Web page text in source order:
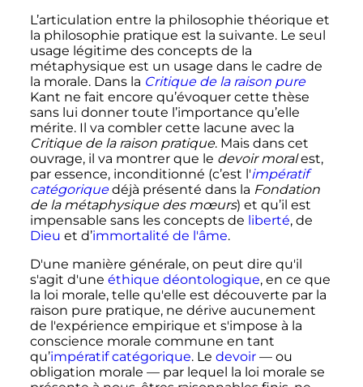
L’articulation entre la philosophie théorique et
la philosophie pratique est la suivante. Le seul
usage légitime des concepts de la
métaphysique est un usage dans le cadre de
la morale. Dans la Critique de la raison pure
Kant ne fait encore qu’évoquer cette thèse
sans lui donner toute l’importance qu’elle
mérite. Il va combler cette lacune avec la
Critique de la raison pratique. Mais dans cet
ouvrage, il va montrer que le devoir moralest,
par essence, inconditionné (c’est l'impératif
catégoriquedéjà présenté dans la Fondation
de la métaphysique des mœurs) et qu’il est
impensable sans les concepts de liberté, de
Dieu et d’immortalité de l'âme.
D'une manière générale, on peut dire qu'il
s'agit d'une éthique déontologique, en ce que
la loi morale, telle qu'elle est découverte par la
raison pure pratique, ne dérive aucunement
de l'expérience empirique et s'impose à la
conscience morale commune en tant
qu’impératif catégorique. Le devoir— ou
obligation morale — par lequel la loi morale se